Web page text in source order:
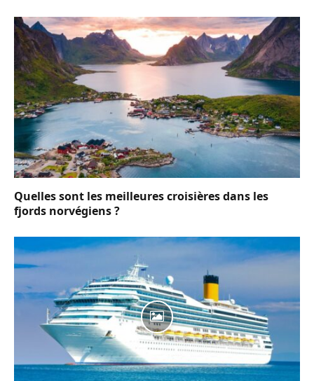
Quelles sont les meilleures croisières dans les
fjords norvégiens ?